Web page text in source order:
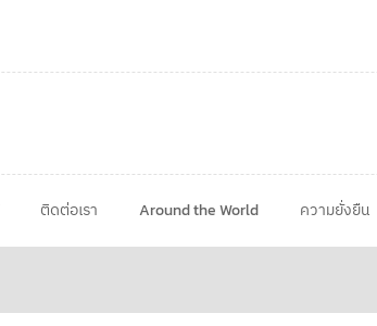
ติดต่อเรา Around the World ความยั่งยืน